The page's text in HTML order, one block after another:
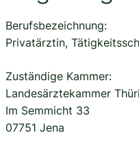
Berufsbezeichnung:
Privatärztin,
Zuständige Kammer:
Landesärztekammer
Im Semmicht 33
07751 Jena